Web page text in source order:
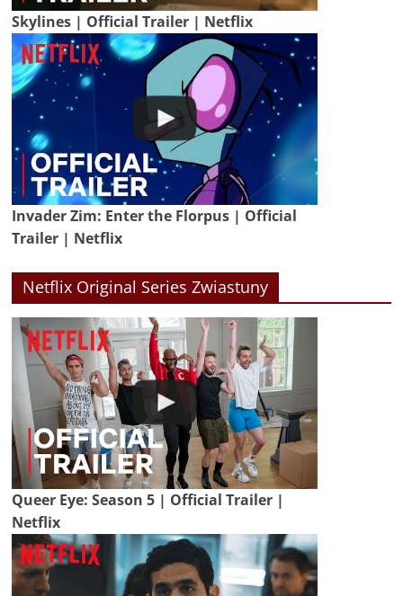
Skylines | Official Trailer | Netflix
Invader Zim: Enter the Florpus | Official
Trailer | Netflix
Netflix Original Series Zwiastuny
Queer Eye: Season 5 | Official Trailer |
Netflix